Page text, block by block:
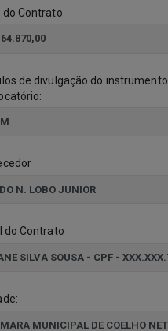
do Contrato
de divulgação do instrumento
do Contrato